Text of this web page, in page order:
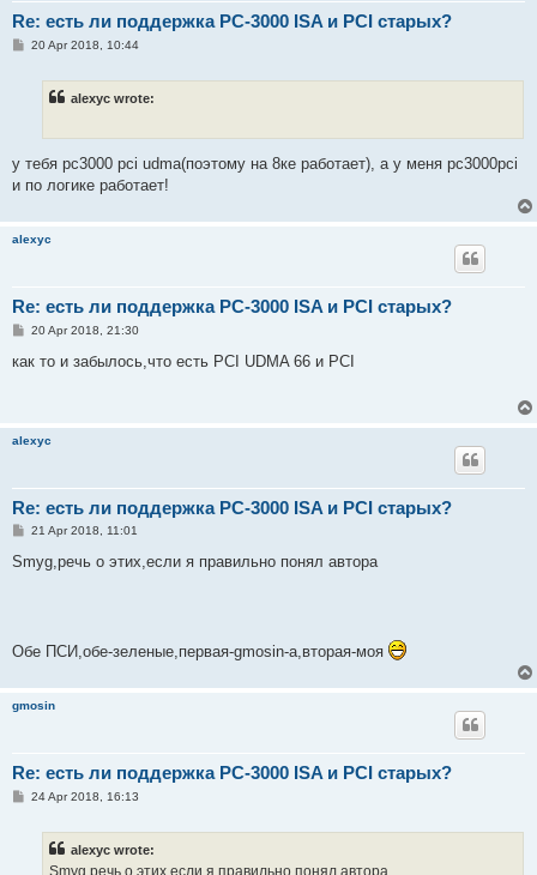
Re: есть ли поддержка PC-3000 ISA и PCI старых?
P20 Apr 2018, 10:44
alexyc wrote:
у тебя pc3000 pci udma(поэтому на 8ке работает), а у меня pc3000pci
и по логике работает!
alexyc
Re: есть ли поддержка PC-3000 ISA и PCI старых?
P
s
20 Apr 2018, 21:30
как то и забылось,что есть PCI UDMA 66 и PCI
alexyc
Re: есть ли поддержка PC-3000 ISA и PCI старых?
P
s
21 Apr 2018, 11:01
Smyg,речь о этих,если я правильно понял автора
Обе ПСИ,обе-зеленые,первая-gmosin-а,вторая-моя
gmosin
Re: есть ли поддержка PC-3000 ISA и PCI старых?
P24 Apr 2018, 16:13
alexyc wrote: